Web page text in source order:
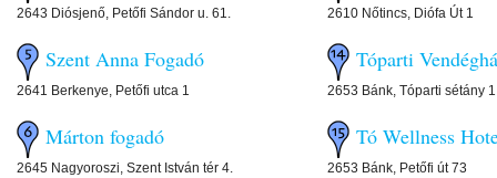
2643 Diósjenő, Petőfi Sándor u. 61.
Szent Anna Fogadó
2641 Berkenye, Petőfi utca 1
Márton fogadó
2645 Nagyoroszi, Szent István tér 4.
2610 Nőtincs, Diófa Út 1
Tóparti
2653 Bánk, Tóparti sétány
Tó Wellness
2653 Bánk, Petőfi út 73